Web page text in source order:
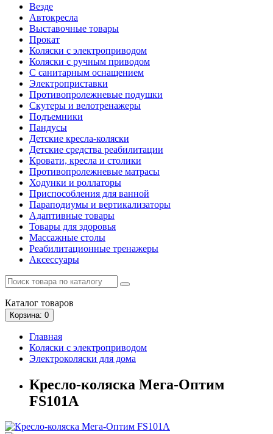
Везде
Автокресла
Выставочные товары
Прокат
Коляски с электроприводом
Коляски с ручным приводом
С санитарным оснащением
Электроприставки
Противопролежневые подушки
Скутеры и велотренажеры
Подъемники
Пандусы
Детские кресла-коляски
Детские средства реабилитации
Кровати, кресла и столики
Противопролежневые матрасы
Ходунки и роллаторы
Приспособления для ванной
Параподиумы и вертикализаторы
Адаптивные товары
Товары для здоровья
Массажные столы
Реабилитационные тренажеры
Аксессуары
Каталог товаров
Корзина: 0
Главная
Коляски с электроприводом
Электроколяски для дома
Кресло-коляска Мега-Оптим
FS101A